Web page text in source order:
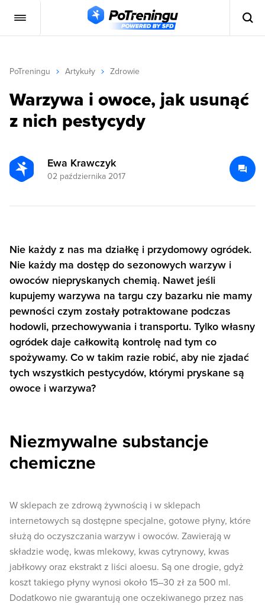
PoTreningu Artykuły Zdrowie
Warzywa i owoce, jak usunąć
z nich pestycydy
Ewa Krawczyk
02 października 2017
Nie każdy z nas ma działkę i przydomowy ogródek.
Nie każdy ma dostęp do sezonowych warzyw i
owoców niepryskanych chemią. Nawet jeśli
kupujemy warzywa na targu czy bazarku nie mamy
pewności czym zostały potraktowane podczas
hodowli, przechowywania i transportu. Tylko własny
ogródek daje całkowitą kontrolę nad tym co
spożywamy. Co w takim razie robić, aby nie zjadać
tych wszystkich pestycydów, którymi pryskane są
owoce i warzywa?
Niezmywalne substancje
chemiczne
W sklepach ze zdrową żywnością i w sklepach
internetowych są dostępne specjalne, gotowe płyny, które
służą do oczyszczania warzyw i owoców. Zawierają w
składzie wodę, kwas mlekowy, kwas cytrynowy, kwas
jabłkowy oraz ekstrakt z liści aloesu. Są one drogie, gdyż
koszt takiego płyny wynosi około 15–30 zł za 500 ml.
Dodatkowo nie gwarantują one oczekiwanego przez nas